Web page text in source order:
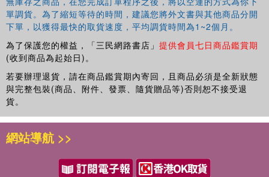
單調貨。為了縮短等待的時間，建議您將外文書與其他商品分開
下單，以獲得最快的取貨速度，平均調貨時間為1~2個月。
為了保護您的權益，「三民網路書店」 提供會員七日商品鑑賞期
(收到商品為起始日)。
若要辦理退貨，請在商品鑑賞期內寄回，且商品必須是全新狀態
與完整包裝(商品、附件、發票、隨貨贈品等)否則恕不接受退
貨。
網站導航 >>